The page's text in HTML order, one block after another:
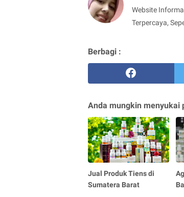
Website
Terpercaya,
Berbagi :
Anda mungkin menyukai
Jual Produk Tiens di
Sumatera Barat